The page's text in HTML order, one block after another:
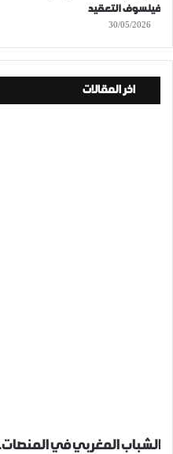
فيلسوف التعقيد
30/05/2026
اخر المقالات
الشباب المغربي في